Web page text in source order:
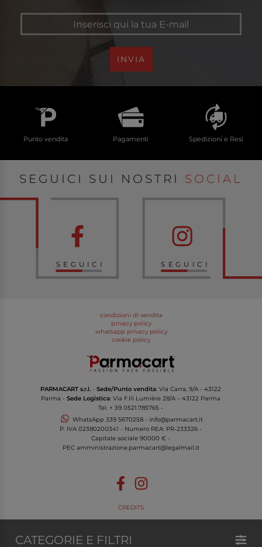
CATEGORIE E FILTRI
INVIA
Punto vendita Pagamenti Spedizioni e Resi
SEGUICI SUI NOSTRI SOCIAL
SEGUICI SEGUICI
condizioni di vendita
privacy policy
whatsapp privacy policy
cookie policy
PARMACART s.r.l. -Sede/Punto vendita: Via Carra, 9/A - 43122
Parma -Sede Logistica: Via F.lli Lumière 28/A – 43122 Parma
Tel. + 39 0521.785765 -
WhatsApp 339 5670258- info@parmacart.it
P. IVA02380200341 - Numero REA: PR-233326 -
Capitale sociale 90000 € -
PEC amministrazione.parmacart@legalmail.it
CREDITS